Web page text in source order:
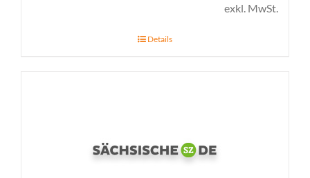
exkl. MwSt.
Details